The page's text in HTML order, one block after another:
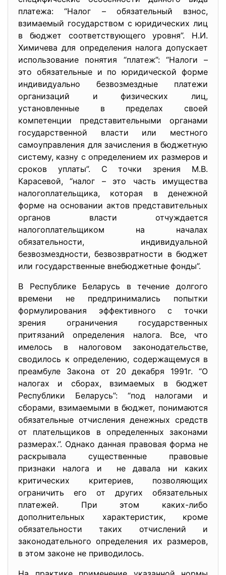
платежа: “Налог – обязательный взнос,
взимаемый государством с юридических лиц
в бюджет соответствующего уровня”. Н.И.
Химичева для определения налога допускает
использование понятия “платеж”: “Налоги –
это обязательные и по юридической форме
индивидуально безвозмездные платежи
организаций и физических лиц,
установленные в пределах своей
компетенции представительными органами
государственной власти или местного
самоуправления для зачисления в бюджетную
систему, казну с определением их размеров и
сроков уплаты”. С точки зрения М.В.
Карасевой, “налог – это часть имущества
налогоплательщика, которая в денежной
форме на основании актов представительных
органов власти отчуждается
налогоплательщиком на началах
обязательности, индивидуальной
безвозмездности, безвозвратности в бюджет
или государственные внебюджетные фонды”.
В Республике Беларусь в течение долгого
времени не предпринимались попытки
формулирования эффективного с точки
зрения ограничения государственных
притязаний определения налога. Все, что
имелось в налоговом законодательстве,
сводилось к определению, содержащемуся в
преамбуле Закона от 20 декабря 1991г. “О
налогах и сборах, взимаемых в бюджет
Республики Беларусь”: “под налогами и
сборами, взимаемыми в бюджет, понимаются
обязательные отчисления денежных средств
от плательщиков в определенных законами
размерах.”. Однако данная правовая форма не
раскрывала существенные правовые
признаки налога и не давала ни каких
критических критериев, позволяющих
ограничить его от других обязательных
платежей. При этом каких-либо
дополнительных характеристик, кроме
обязательности таких отчислений и
законодательного определения их размеров,
в этом законе не приводилось.